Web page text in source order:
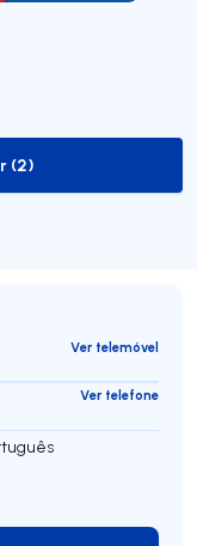
(2)
Ver telemóvel
Ver telefone